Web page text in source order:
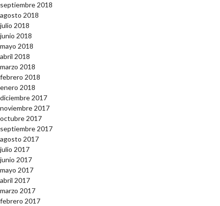
septiembre 2018
agosto 2018
julio 2018
junio 2018
mayo 2018
abril 2018
marzo 2018
febrero 2018
enero 2018
diciembre 2017
noviembre 2017
octubre 2017
septiembre 2017
agosto 2017
julio 2017
junio 2017
mayo 2017
abril 2017
marzo 2017
febrero 2017